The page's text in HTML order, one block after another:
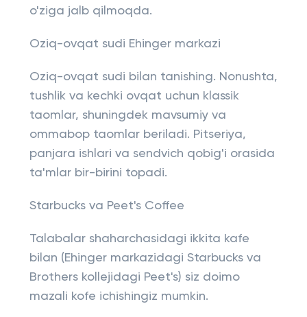
o'ziga jalb qilmoqda.
Oziq-ovqat sudi Ehinger markazi
Oziq-ovqat sudi bilan tanishing. Nonushta,
tushlik va kechki ovqat uchun klassik
taomlar, shuningdek mavsumiy va
ommabop taomlar beriladi. Pitseriya,
panjara ishlari va sendvich qobig'i orasida
ta'mlar bir-birini topadi.
Starbucks va Peet's Coffee
Talabalar shaharchasidagi ikkita kafe
bilan (Ehinger markazidagi Starbucks va
Brothers kollejidagi Peet's) siz doimo
mazali kofe ichishingiz mumkin.